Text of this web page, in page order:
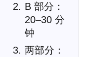
B 部分：
20–30 分
钟
两部分：